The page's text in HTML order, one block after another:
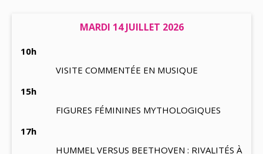
MARDI 14 JUILLET 2026
10h
VISITE COMMENTÉE EN MUSIQUE
15h
FIGURES FÉMININES MYTHOLOGIQUES
17h
HUMMEL VERSUS BEETHOVEN : RIVALITÉS À